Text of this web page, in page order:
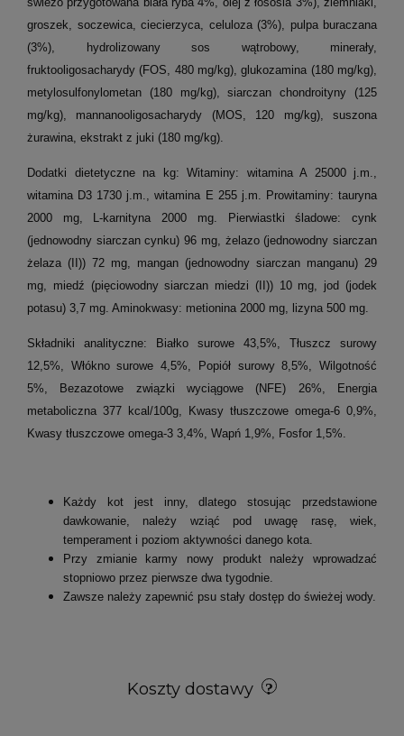
groszek, soczewica, ciecierzyca, celuloza (3%), pulpa buraczana
(3%), hydrolizowany sos wątrobowy, minerały,
fruktooligosacharydy (FOS, 480 mg/kg), glukozamina (180 mg/kg),
metylosulfonylometan (180 mg/kg), siarczan chondroityny (125
mg/kg), mannanooligosacharydy (MOS, 120 mg/kg), suszona
żurawina, ekstrakt z juki (180 mg/kg).
Dodatki dietetyczne na kg: Witaminy: witamina A 25000 j.m.,
witamina D3 1730 j.m., witamina E 255 j.m. Prowitaminy: tauryna
2000 mg, L-karnityna 2000 mg. Pierwiastki śladowe: cynk
(jednowodny siarczan cynku) 96 mg, żelazo (jednowodny siarczan
żelaza (II)) 72 mg, mangan (jednowodny siarczan manganu) 29
mg, miedź (pięciowodny siarczan miedzi (II)) 10 mg, jod (jodek
potasu) 3,7 mg. Aminokwasy: metionina 2000 mg, lizyna 500 mg.
Składniki analityczne: Białko surowe 43,5%, Tłuszcz surowy
12,5%, Włókno surowe 4,5%, Popiół surowy 8,5%, Wilgotność
5%, Bezazotowe związki wyciągowe (NFE) 26%, Energia
metaboliczna 377 kcal/100g, Kwasy tłuszczowe omega-6 0,9%,
Kwasy tłuszczowe omega-3 3,4%, Wapń 1,9%, Fosfor 1,5%.
Każdy kot jest inny, dlatego stosując przedstawione
dawkowanie, należy wziąć pod uwagę rasę, wiek,
temperament i poziom aktywności danego kota.
Przy zmianie karmy nowy produkt należy wprowadzać
stopniowo przez pierwsze dwa tygodnie.
Zawsze należy zapewnić psu stały dostęp do świeżej wody.
Koszty dostawy